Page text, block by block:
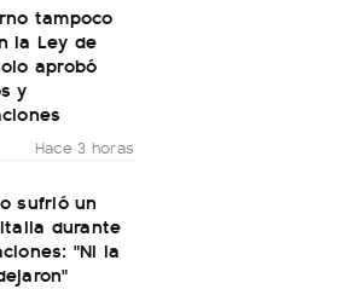
tampoco
la Ley de
aprobó
y
Hace 3 horas
sufrió un
durante
"Ni la